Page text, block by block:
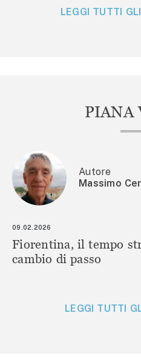
LEGGI TUTTI
PIANA
Autore
Massimo
09.02.2026
Fiorentina, il tempo
cambio di passo
LEGGI TUTTI